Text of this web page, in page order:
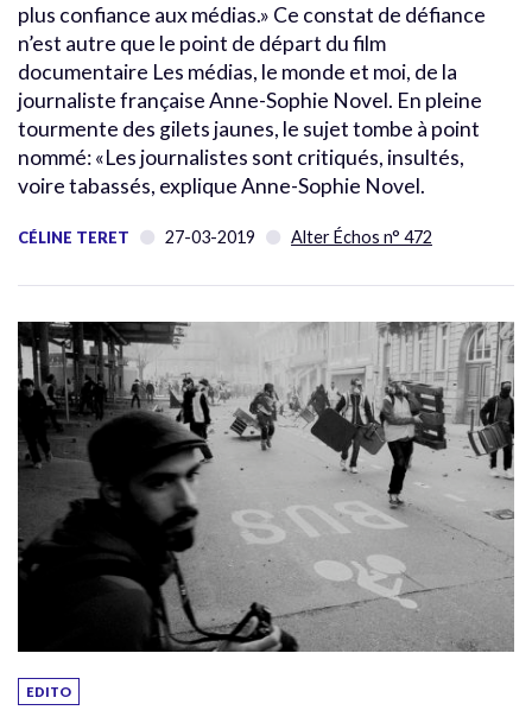
plus confiance aux médias.» Ce constat de défiance
n’est autre que le point de départ du film
documentaire Les médias, le monde et moi, de la
journaliste française Anne-Sophie Novel. En pleine
tourmente des gilets jaunes, le sujet tombe à point
nommé: «Les journalistes sont critiqués, insultés,
voire tabassés, explique Anne-Sophie Novel.
CÉLINE TERET 27-03-2019 Alter Échos n° 472
EDITO